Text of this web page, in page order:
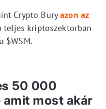
Crypto Buryazon az
teljes kriptoszektorban
$WSM.
50 000
most akár